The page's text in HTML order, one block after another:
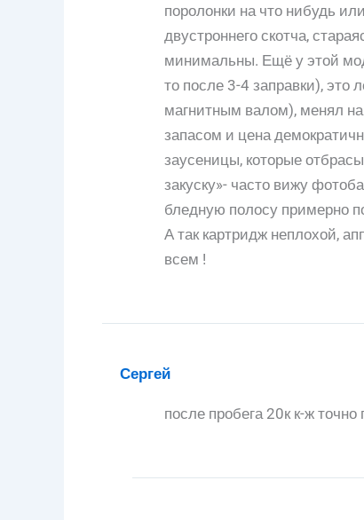
поролонки на что нибудь
двустроннего скотча,
минимальны. Ещё у этой
то после 3-4 заправки), это
магнитным валом), менял на
запасом и цена
заусеницы, которые
закуску»- часто вижу
бледную полосу примерно
А так картридж неплохой,
всем !
Сергей
после пробега 20к к-ж